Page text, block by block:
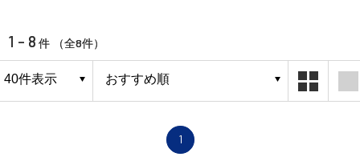
1 - 8 件 （全8件）
1